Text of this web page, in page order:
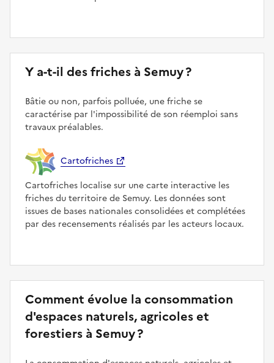
Y a-t-il des friches à Semuy ?
Bâtie ou non, parfois polluée, une friche se
caractérise par l'impossibilité de son réemploi sans
travaux préalables.
Cartofriches
Cartofriches localise sur une carte interactive les
friches du territoire de Semuy. Les données sont
issues de bases nationales consolidées et complétées
par des recensements réalisés par les acteurs locaux.
Comment évolue la consommation
d'espaces naturels, agricoles et
forestiers à Semuy ?